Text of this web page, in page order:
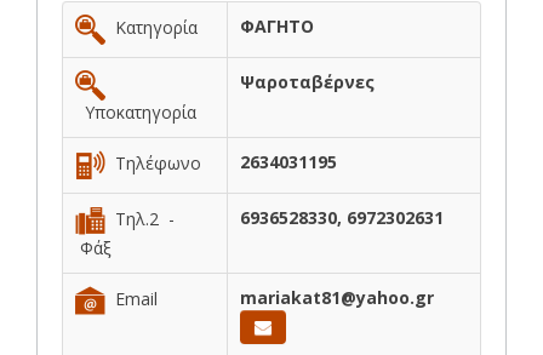
Κατηγορία ΦΑΓΗΤΟ
Υποκατηγορία
Ψαροταβέρνες
Τηλέφωνο 2634031195
Τηλ.2 -
Φάξ
6936528330, 6972302631
Email mariakat81@yahoo.gr